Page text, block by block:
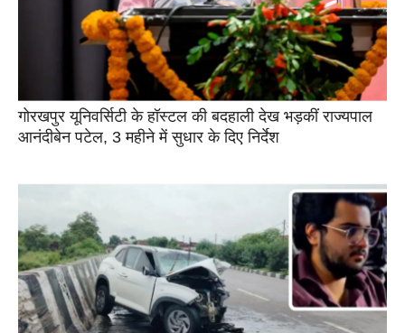
गोरखपुर यूनिवर्सिटी के हॉस्टल की बदहाली देख भड़कीं राज्यपाल
आनंदीबेन पटेल, 3 महीने में सुधार के दिए निर्देश